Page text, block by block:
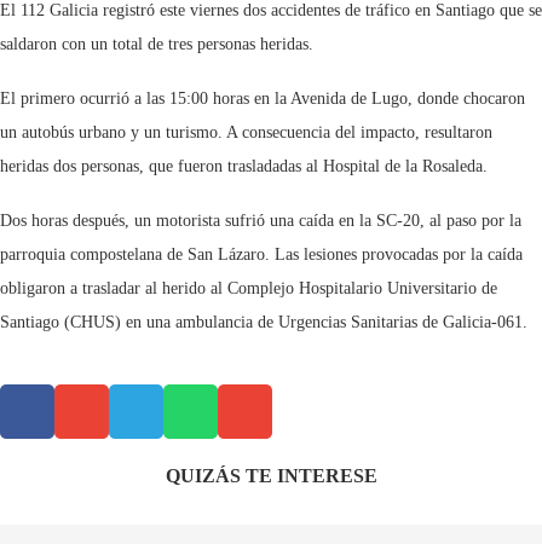
El 112 Galicia registró este viernes dos accidentes de tráfico en Santiago que se
saldaron con un total de tres personas heridas.
El primero ocurrió a las 15:00 horas en la Avenida de Lugo, donde chocaron
un autobús urbano y un turismo. A consecuencia del impacto, resultaron
heridas dos personas, que fueron trasladadas al Hospital de la Rosaleda.
Dos horas después, un motorista sufrió una caída en la SC-20, al paso por la
parroquia compostelana de San Lázaro. Las lesiones provocadas por la caída
obligaron a trasladar al herido al Complejo Hospitalario Universitario de
Santiago (CHUS) en una ambulancia de Urgencias Sanitarias de Galicia-061.
QUIZÁS TE INTERESE